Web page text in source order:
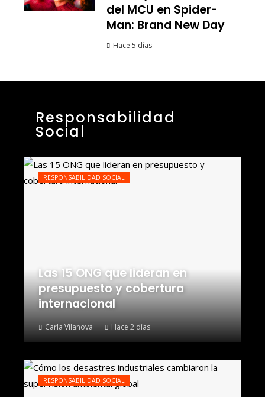
del MCU en Spider-
Man: Brand New Day
Hace 5 días
Responsabilidad
Social
RESPONSABILIDAD SOCIAL
Las 15 ONG que lideran en
presupuesto y cobertura
internacional
Carla Vilanova Hace 2 días
RESPONSABILIDAD SOCIAL